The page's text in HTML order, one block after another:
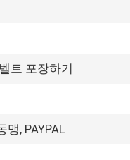
트 포장하기
맹, PAYPAL